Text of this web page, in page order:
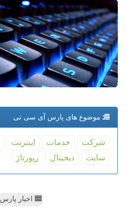
موضوع های پارس آی سی تی
شركت خدمات اینترنت
سایت
دیجیتال رپورتاژ
اخبار پارس ICT